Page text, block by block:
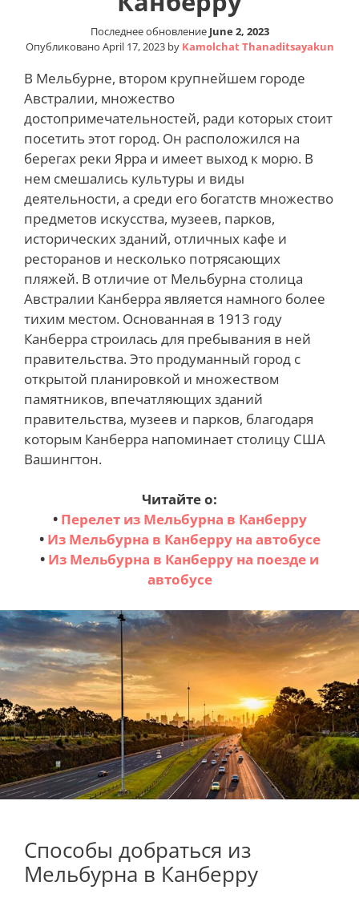
Последнее обновление June 2, 2023
Опубликовано April 17, 2023 by Kamolchat Thanaditsayakun
В Мельбурне, втором крупнейшем городе
Австралии, множество
достопримечательностей, ради которых стоит
посетить этот город. Он расположился на
берегах реки Ярра и имеет выход к морю. В
нем смешались культуры и виды
деятельности, а среди его богатств множество
предметов искусства, музеев, парков,
исторических зданий, отличных кафе и
ресторанов и несколько потрясающих
пляжей. В отличие от Мельбурна столица
Австралии Канберра является намного более
тихим местом. Основанная в 1913 году
Канберра строилась для пребывания в ней
правительства. Это продуманный город с
открытой планировкой и множеством
памятников, впечатляющих зданий
правительства, музеев и парков, благодаря
которым Канберра напоминает столицу США
Вашингтон.
Читайте о:
• Перелет из Мельбурна в Канберру
• Из Мельбурна в Канберру на автобусе
• Из Мельбурна в Канберру на поезде и
автобусе
Способы добраться из
Мельбурна в Канберру